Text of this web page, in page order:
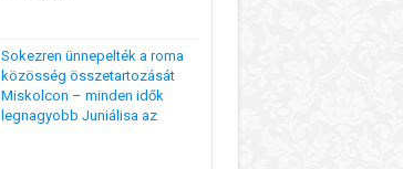
Sokezren ünnepelték a roma
közösség összetartozását
Miskolcon – minden idők
legnagyobb Juniálisa az